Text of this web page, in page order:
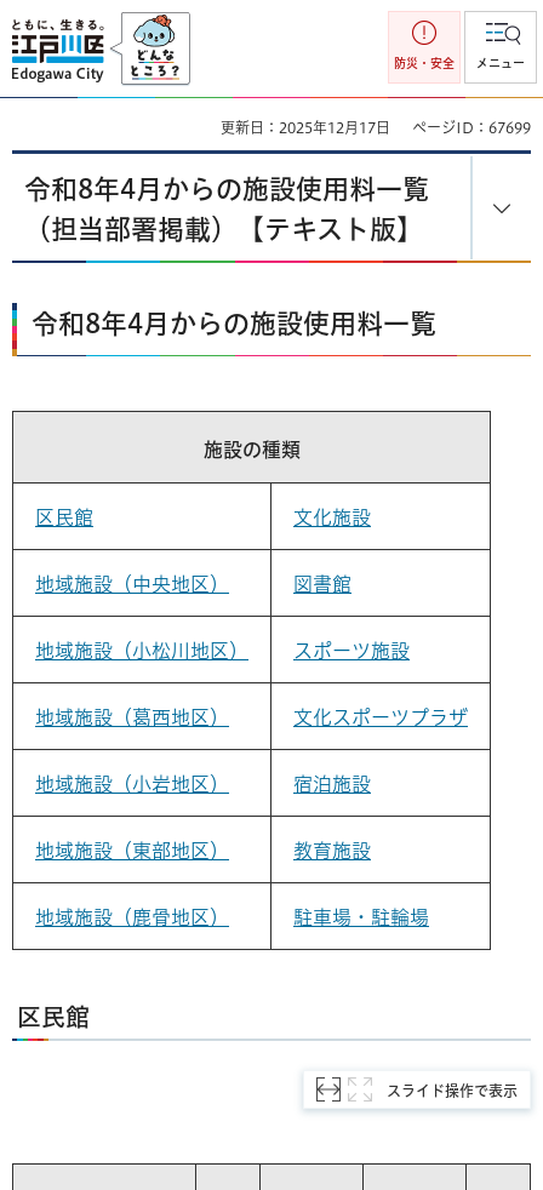
江戸川区
防災・安全 メニュー
更新日：2025年12月17日 ページID：67699
令和8年4月からの施設使用料一覧
（担当部署掲載）【テキスト版】
令和8年4月からの施設使用料一覧
施設の種類
区民館 文化施設
地域施設（中央地区） 図書館
地域施設（小松川地区） スポーツ施設
地域施設（葛西地区） 文化スポーツプラザ
地域施設（小岩地区） 宿泊施設
地域施設（東部地区） 教育施設
地域施設（鹿骨地区） 駐車場・駐輪場
区民館
スライド操作で表示